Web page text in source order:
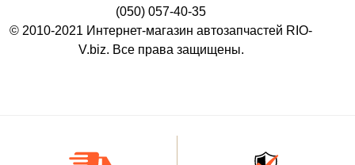
(050) 057-40-35
© 2010-2021 Интернет-магазин автозапчастей RIO-
V.biz. Все права защищены.